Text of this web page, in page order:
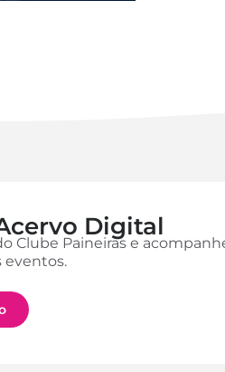
Digital
Clube Paineiras e
eventos.